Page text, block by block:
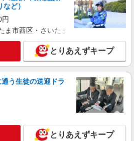
会社 メディカルケア事業部/広島オフィ
（ナースエイド）
円 ★週払いOK（規定あり） ※給与
・能力による
広島市安芸区 【最寄駅】中野東駅 ★マ
バイク通勤もOK！（規定あり）
ど）
ま市西区・さいたま市岩槻区・久喜市・
とりあえずキープ
う生徒の送迎ドラ
とりあえずキープ